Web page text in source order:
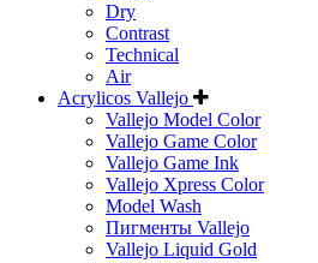
Dry
Contrast
Technical
Air
Acrylicos Vallejo
Vallejo Model Color
Vallejo Game Color
Vallejo Game Ink
Vallejo Xpress Color
Model Wash
Пигменты Vallejo
Vallejo Liquid Gold